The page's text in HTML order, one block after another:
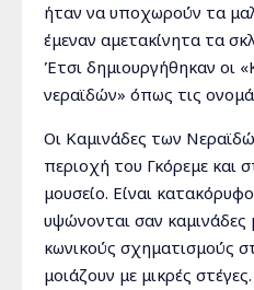
ήταν να υποχωρούν τα
έμεναν αμετακίνητα τα
Έτσι δημιουργήθηκαν οι
νεραϊδών» όπως τις
Οι Καμινάδες των
περιοχή του Γκόρεμε και
μουσείο. Είναι
υψώνονται σαν καμινάδες
κωνικούς σχηματισμούς
μοιάζουν με μικρές